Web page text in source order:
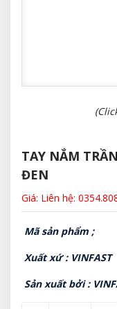
TAY NẮM
ĐEN
Giá: Liên hệ:
Mã sản phẩm ;
Xuất xứ : VINFAST
Sản xuất bởi :